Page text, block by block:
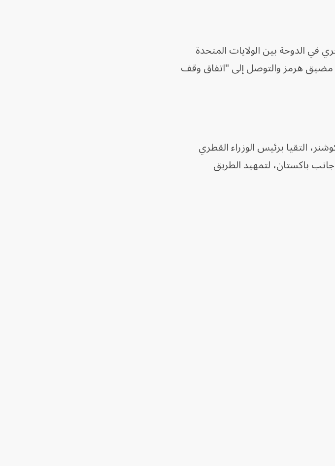
في الدوحة بين الولايات المتحدة
مضيق هرمز والتوصل إلى "اتفاق وقف
التقيا برئيس الوزراء القطري
باكستان، لتمهيد الطريق